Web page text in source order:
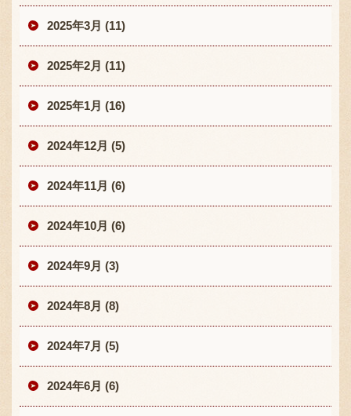
2025年3月 (11)
2025年2月 (11)
2025年1月 (16)
2024年12月 (5)
2024年11月 (6)
2024年10月 (6)
2024年9月 (3)
2024年8月 (8)
2024年7月 (5)
2024年6月 (6)